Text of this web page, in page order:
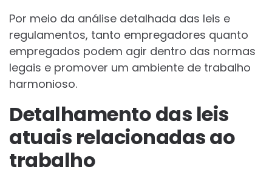
Por meio da análise detalhada das leis e
regulamentos, tanto empregadores quanto
empregados podem agir dentro das normas
legais e promover um ambiente de trabalho
harmonioso.
Detalhamento das leis
atuais relacionadas ao
trabalho